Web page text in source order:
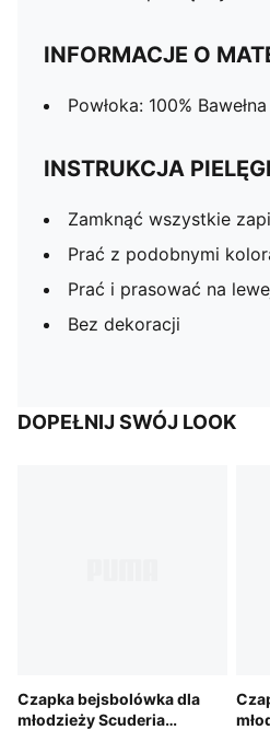
INFORMACJE O
Powłoka: 100% Bawełna
INSTRUKCJA
Zamknąć wszystkie
Prać z podobnymi
Prać i prasować na
Bez dekoracji
DOPEŁNIJ SWÓJ LOOK
Czapka bejsbolówka dla
młodzieży Scuderia